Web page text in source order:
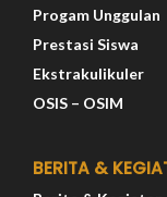
Progam Unggulan
Prestasi Siswa
Ekstrakulikuler
OSIS – OSIM
BERITA &